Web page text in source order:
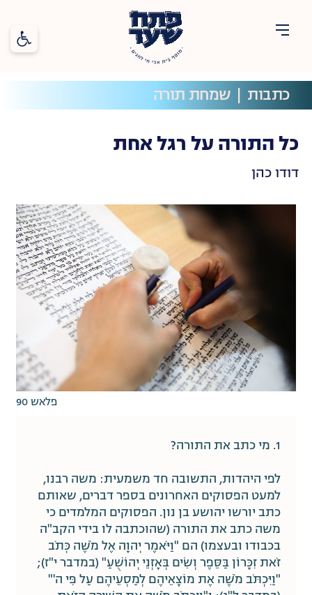
פתח
חגים כתבות שמחת תורה
כל התורה על רגל אחת
דודו כהן
פלאש 90
1. מי כתב את התורה?
לפי היהדות, התשובה חד משמעית: משה רבנו,
למעט הפסוקים האחרונים בספר דברים, שאותם
כתב יורשו יהושע בן נון. הפסוקים המלמדים כי
משה כתב את התורה (שהוכתבה לו בידי הקב"ה
בכבודו ובעצמו) הם "וַיֹּאמֶר יְהוָה אֶל מֹשֶׁה כְּתֹב
זֹאת זִכָּרוֹן בַּסֵּפֶר וְשִׂים בְּאָזְנֵי יְהוֹשֻׁעַ" (במדבר י"ז);
"וַיִּכְתֹּב מֹשֶׁה אֶת מוֹצָאֵיהֶם לְמַסְעֵיהֶם עַל פִּי ה'"